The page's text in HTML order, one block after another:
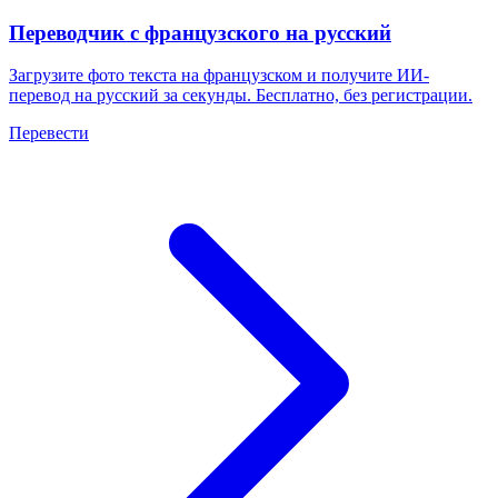
Переводчик с французского на русский
Загрузите фото текста на французском и получите ИИ-
перевод на русский за секунды. Бесплатно, без регистрации.
Перевести